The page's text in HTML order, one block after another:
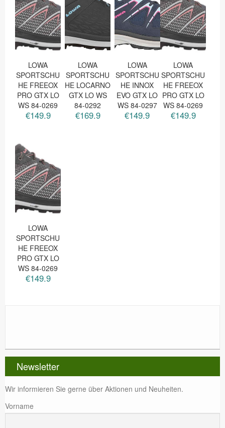
LOWA
SPORTSCHU
HE FREEOX
PRO GTX LO
WS 84-0269
€149.9
LOWA
SPORTSCHU
HE LOCARNO
GTX LO WS
84-0292
€169.9
LOWA
SPORTSCHU
HE INNOX
EVO GTX LO
WS 84-0297
€149.9
LOWA
SPORTSCHU
HE FREEOX
PRO GTX LO
WS 84-0269
€149.9
LOWA
SPORTSCHU
HE FREEOX
PRO GTX LO
WS 84-0269
€149.9
Newsletter
Wir informieren Sie gerne über Aktionen und Neuheiten.
Vorname